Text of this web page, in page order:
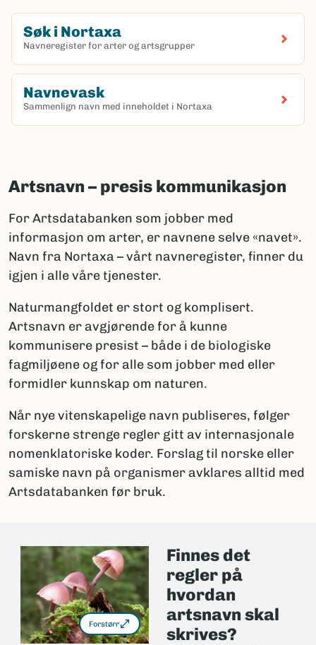
Søk i Nortaxa
Navneregister for arter og artsgrupper
Navnevask
Sammenlign navn med inneholdet i Nortaxa
Artsnavn – presis kommunikasjon
For Artsdatabanken som jobber med
informasjon om arter, er navnene selve «navet».
Navn fra Nortaxa – vårt navneregister, finner du
igjen i alle våre tjenester.
Naturmangfoldet er stort og komplisert.
Artsnavn er avgjørende for å kunne
kommunisere presist – både i de biologiske
fagmiljøene og for alle som jobber med eller
formidler kunnskap om naturen.
Når nye vitenskapelige navn publiseres, følger
forskerne strenge regler gitt av internasjonale
nomenklatoriske koder. Forslag til norske eller
samiske navn på organismer avklares alltid med
Artsdatabanken før bruk.
Forstørr
Finnes det
regler på
hvordan
artsnavn skal
skrives?